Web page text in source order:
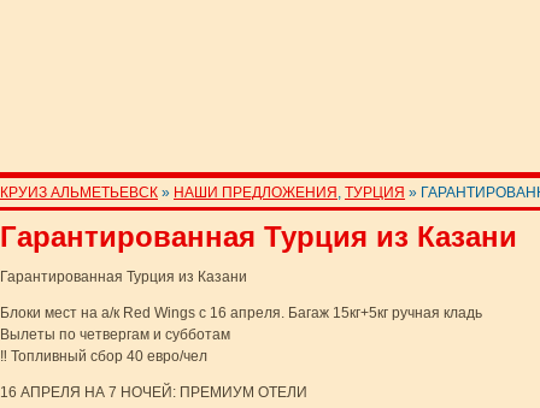
КРУИЗ АЛЬМЕТЬЕВСК » НАШИ ПРЕДЛОЖЕНИЯ , ТУРЦИЯ »
Гарантированная Турция из Казани
Гарантированная Турция из Казани
Блоки мест на а/к Red Wings с 16 апреля. Багаж 15кг+5кг ручная кладь
Вылеты по четвергам и субботам
‼ Топливный сбор 40 евро/чел
16 АПРЕЛЯ НА 7 НОЧЕЙ: ПРЕМИУМ ОТЕЛИ